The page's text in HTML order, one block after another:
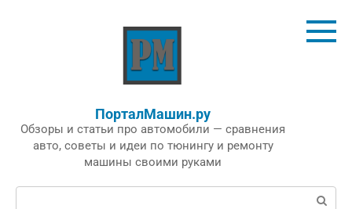
ПорталМашин.ру
Обзоры и статьи про автомобили — сравнения
авто, советы и идеи по тюнингу и ремонту
машины своими руками
Поиск: